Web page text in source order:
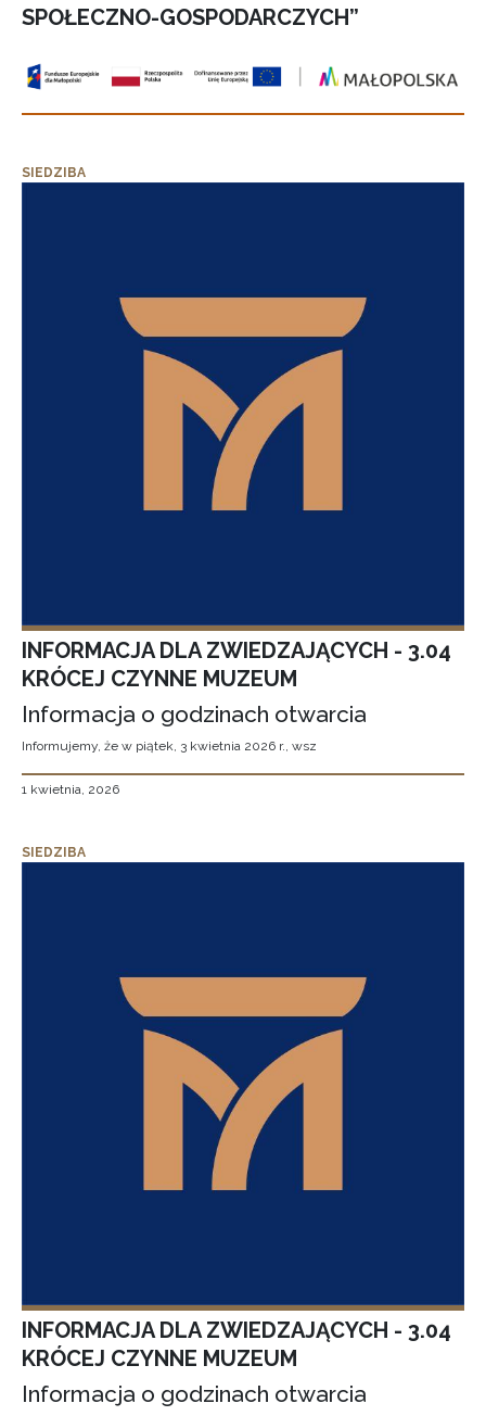
SPOŁECZNO-GOSPODARCZYCH”
SIEDZIBA
INFORMACJA DLA ZWIEDZAJĄCYCH - 3.04
KRÓCEJ CZYNNE MUZEUM
Informacja o godzinach otwarcia
Informujemy, że w piątek, 3 kwietnia 2026 r., wsz
1 kwietnia, 2026
SIEDZIBA
INFORMACJA DLA ZWIEDZAJĄCYCH - 3.04
KRÓCEJ CZYNNE MUZEUM
Informacja o godzinach otwarcia